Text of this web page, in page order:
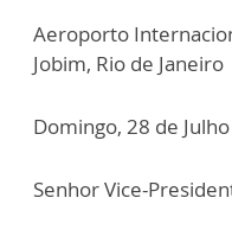
Aeroporto
Jobim, Rio de Janeiro
Domingo, 28 de
Senhor Vice-